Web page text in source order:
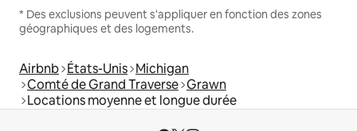
* Des exclusions peuvent s'appliquer en fonction des zones
géographiques et des logements.
Airbnb États-Unis Michigan
Comté de Grand Traverse Grawn
Locations moyenne et longue durée